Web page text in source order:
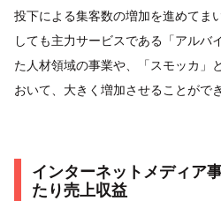
投下による集客数の増加を進めてま
しても主力サービスである「アルバ
た人材領域の事業や、「スモッカ」
おいて、大きく増加させることがで
インターネットメディア
たり売上収益